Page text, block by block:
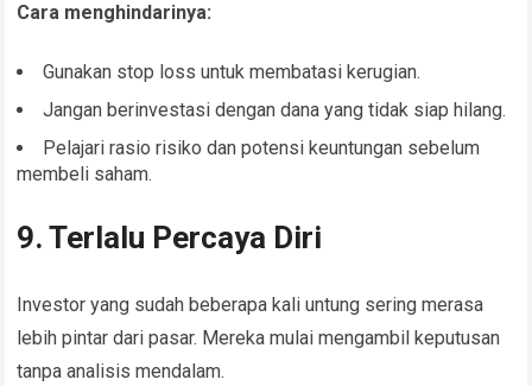
Cara menghindarinya:
Gunakan stop loss untuk membatasi kerugian.
Jangan berinvestasi dengan dana yang tidak siap hilang.
Pelajari rasio risiko dan potensi keuntungan sebelum
membeli saham.
9. Terlalu Percaya Diri
Investor yang sudah beberapa kali untung sering merasa
lebih pintar dari pasar. Mereka mulai mengambil keputusan
tanpa analisis mendalam.